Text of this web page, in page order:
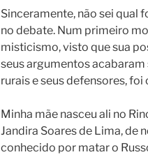
Sinceramente, não sei qual
no debate. Num primeiro
misticismo, visto que sua
seus argumentos
rurais e seus defensores, foi
Minha mãe nasceu ali no
Jandira Soares de Lima, de
conhecido por matar o